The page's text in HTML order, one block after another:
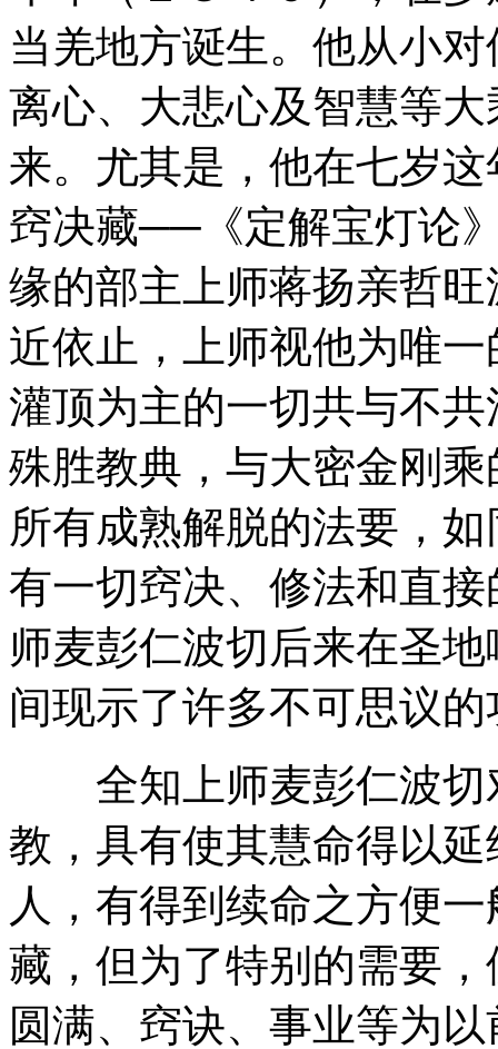
当羌地方诞生。他从小
离心、大悲心及智慧等
来。尤其是，他在七岁
窍决藏──《定解宝灯论
缘的部主上师蒋扬亲哲
近依止，上师视他为唯
灌顶为主的一切共与不
殊胜教典，与大密金刚
所有成熟解脱的法要，
有一切窍决、修法和直
师麦彭仁波切后来在圣
间现示了许多不可思议的
全知上师麦彭仁波切
教，具有使其慧命得以
人，有得到续命之方便
藏，但为了特别的需要
圆满、窍诀、事业等为